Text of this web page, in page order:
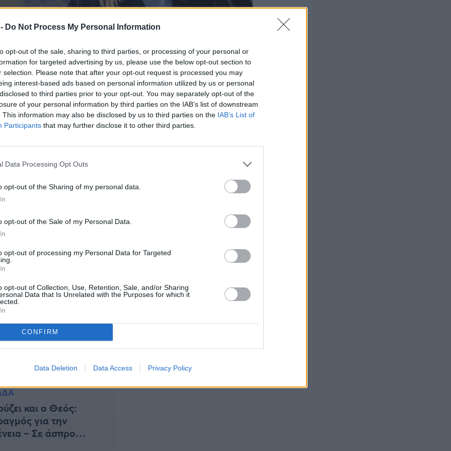
Do Not Process My Personal Information
opt-out of the sale, sharing to third parties, or processing of your personal or
for targeted advertising by us, please use the below opt-out section to
selection. Please note that after your opt-out request is processed you may
interest-based ads based on personal information utilized by us or personal
to third parties prior to your opt-out. You may separately opt-out of the
of your personal information by third parties on the IAB’s list of downstream
This information may also be disclosed by us to third parties on the IAB’s List of
Participants that may further disclose it to other third parties.
Data Processing Opt Outs
opt-out of the Sharing of my personal data.
opt-out of the Sale of my Personal Data.
opt-out of processing my Personal Data for Targeted
opt-out of Collection, Use, Retention, Sale, and/or Sharing
Data that Is Unrelated with the Purposes for which it
CONFIRM
Data Deletion Data Access Privacy Policy
της Ιφιγένειας – “Θα
μου το όνομα της ”
Μήτσκα που ήταν ένα από τα 57 θύματα της
μια αδελφή η οποία όπως θα δείτε παρακάτω
βρισκόταν με τον αρραβωνιαστικό της στη
εκείνη δεν τα κατάφερε. Τί είπε η αδελφή της
και ο Θεός:
για την
– Σε άσπρο